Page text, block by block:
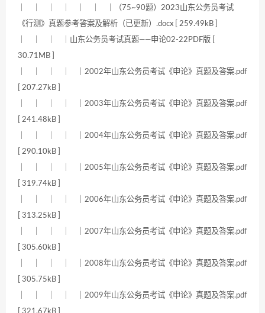
｜ ｜ ｜ ｜ ｜ ｜ ｜（75~90题）2023山东公务员考试
《行测》真题参考答案及解析（已更新）.docx [ 259.49kB ]
｜ ｜ ｜ ｜山东公务员考试真题——申论02-22PDF版 [
30.71MB ]
｜ ｜ ｜ ｜ ｜2002年山东公务员考试《申论》真题及答案.pdf
[ 207.27kB ]
｜ ｜ ｜ ｜ ｜2003年山东公务员考试《申论》真题及答案.pdf
[ 241.48kB ]
｜ ｜ ｜ ｜ ｜2004年山东公务员考试《申论》真题及答案.pdf
[ 290.10kB ]
｜ ｜ ｜ ｜ ｜2005年山东公务员考试《申论》真题及答案.pdf
[ 319.74kB ]
｜ ｜ ｜ ｜ ｜2006年山东公务员考试《申论》真题及答案.pdf
[ 313.25kB ]
｜ ｜ ｜ ｜ ｜2007年山东公务员考试《申论》真题及答案.pdf
[ 305.60kB ]
｜ ｜ ｜ ｜ ｜2008年山东公务员考试《申论》真题及答案.pdf
[ 305.75kB ]
｜ ｜ ｜ ｜ ｜2009年山东公务员考试《申论》真题及答案.pdf